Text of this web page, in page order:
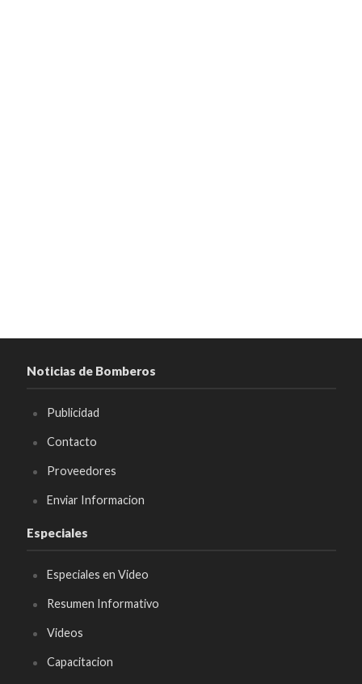
Noticias de Bomberos
Publicidad
Contacto
Proveedores
Enviar Informacion
Especiales
Especiales en Video
Resumen Informativo
Videos
Capacitacion